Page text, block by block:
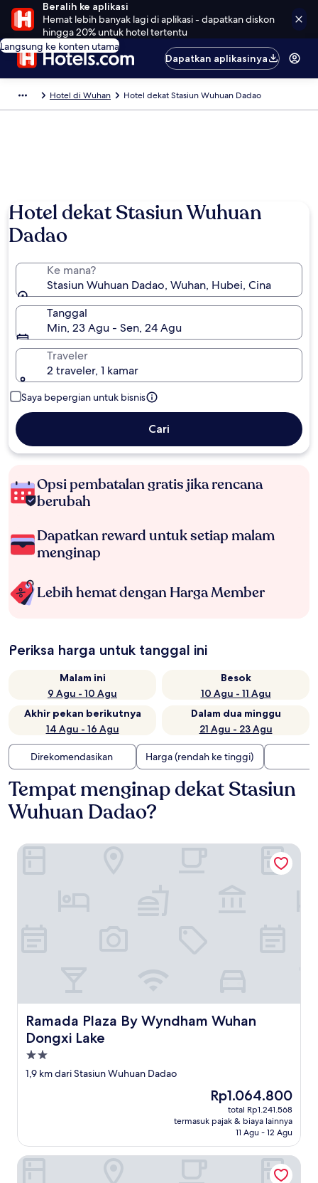
Beralih ke aplikasi
Hemat lebih banyak lagi di aplikasi - dapatkan diskon
hingga 20% untuk hotel tertentu
Langsung ke konten utama
Dapatkan aplikasinya
Hotel di Wuhan Hotel dekat Stasiun Wuhuan Dadao
Hotel dekat Stasiun Wuhuan
Dadao
Ke mana?
Stasiun Wuhuan Dadao, Wuhan, Hubei, Cina
Tanggal
Min, 23 Agu - Sen, 24 Agu
Traveler
2 traveler, 1 kamar
Saya bepergian untuk bisnis
Cari
Opsi pembatalan gratis jika rencana
berubah
Dapatkan reward untuk setiap malam
menginap
Lebih hemat dengan Harga Member
Periksa harga untuk tanggal ini
Malam ini
9 Agu - 10 Agu
Besok
10 Agu - 11 Agu
Akhir pekan berikutnya
14 Agu - 16 Agu
Dalam dua minggu
21 Agu - 23 Agu
Direkomendasikan Harga (rendah ke tinggi)
Tempat menginap dekat Stasiun
Wuhuan Dadao?
Ramada Plaza By Wyndham Wuhan
Dongxi Lake
Ramada Plaza By Wyndham Wuhan Dongxi Lake
Properti
bintang
1,9 km dari Stasiun Wuhuan Dadao
Harga
sekarang
Rp1.064.800
Rp1.064.800
total Rp1.241.568
termasuk pajak & biaya lainnya
11 Agu - 12 Agu
Ramada Plaza By Wyndham Wuhan Dongxi Lake
Holiday Inn Express Wuhan Jinyin Lake by IHG